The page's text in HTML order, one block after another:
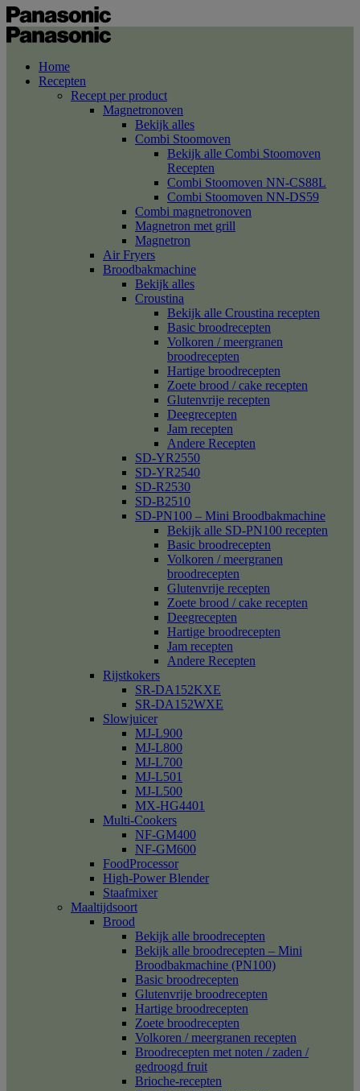
Home
Recepten
Recept per product
Magnetronoven
Bekijk alles
Combi Stoomoven
Bekijk alle Combi Stoomoven
Recepten
Combi Stoomoven NN-CS88L
Combi Stoomoven NN-DS59
Combi magnetronoven
Magnetron met grill
Magnetron
Air Fryers
Broodbakmachine
Bekijk alles
Croustina
Bekijk alle Croustina recepten
Basic broodrecepten
Volkoren / meergranen
broodrecepten
Hartige broodrecepten
Zoete brood / cake recepten
Glutenvrije recepten
Deegrecepten
Jam recepten
Andere Recepten
SD-YR2550
SD-YR2540
SD-R2530
SD-B2510
SD-PN100 – Mini Broodbakmachine
Bekijk alle SD-PN100 recepten
Basic broodrecepten
Volkoren / meergranen
broodrecepten
Glutenvrije recepten
Zoete brood / cake recepten
Deegrecepten
Hartige broodrecepten
Jam recepten
Andere Recepten
Rijstkokers
SR-DA152KXE
SR-DA152WXE
Slowjuicer
MJ-L900
MJ-L800
MJ-L700
MJ-L501
MJ-L500
MX-HG4401
Multi-Cookers
NF-GM400
NF-GM600
FoodProcessor
High-Power Blender
Staafmixer
Maaltijdsoort
Brood
Bekijk alle broodrecepten
Bekijk alle broodrecepten – Mini
Broodbakmachine (PN100)
Basic broodrecepten
Glutenvrije broodrecepten
Hartige broodrecepten
Zoete broodrecepten
Volkoren / meergranen recepten
Broodrecepten met noten / zaden /
gedroogd fruit
Brioche-recepten